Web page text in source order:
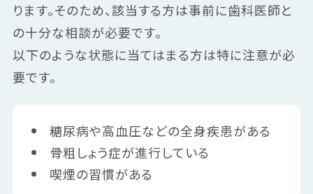
ります。そのため、該当する方は事前に歯科医師と
の十分な相談が必要です。
以下のような状態に当てはまる方は特に注意が必
要です。
糖尿病や高血圧などの全身疾患がある
骨粗しょう症が進行している
喫煙の習慣がある